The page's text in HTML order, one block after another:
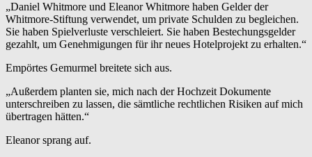
„Daniel Whitmore und Eleanor Whitmore haben Gelder der
Whitmore-Stiftung verwendet, um private Schulden zu begleichen.
Sie haben Spielverluste verschleiert. Sie haben Bestechungsgelder
gezahlt, um Genehmigungen für ihr neues Hotelprojekt zu erhalten.“
Empörtes Gemurmel breitete sich aus.
„Außerdem planten sie, mich nach der Hochzeit Dokumente
unterschreiben zu lassen, die sämtliche rechtlichen Risiken auf mich
übertragen hätten.“
Eleanor sprang auf.